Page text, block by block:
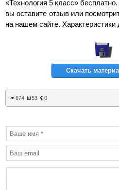
«Технология 5 класс»
вы оставите отзыв или
на нашем сайте. Характеристики
Скачать
674 53 0